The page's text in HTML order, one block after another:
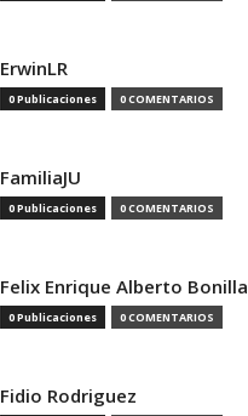
ErwinLR
0 Publicaciones 0 COMENTARIOS
FamiliaJU
0 Publicaciones 0 COMENTARIOS
Felix Enrique Alberto Bonilla
0 Publicaciones 0 COMENTARIOS
Fidio Rodriguez